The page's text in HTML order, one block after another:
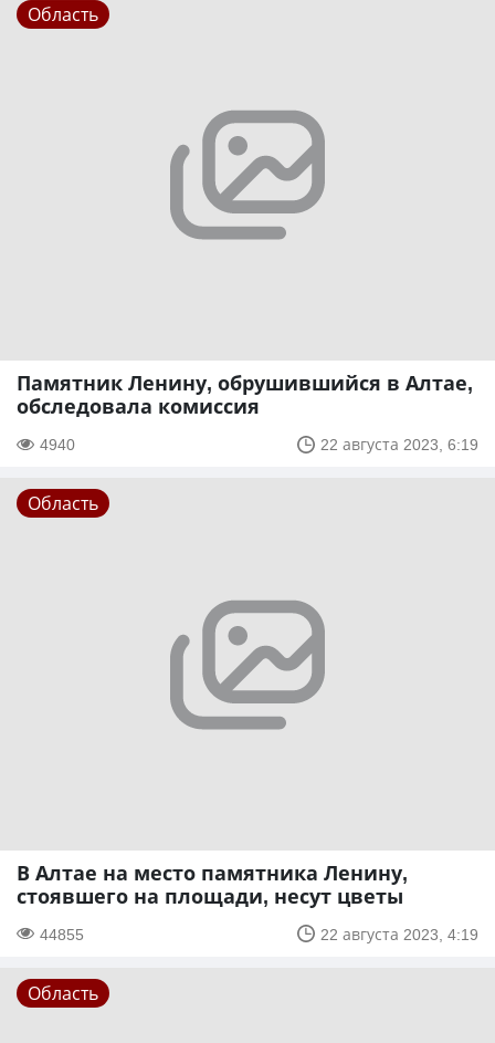
Область
Памятник Ленину, обрушившийся в Алтае,
обследовала комиссия
4940 22 августа 2023, 6:19
Область
В Алтае на место памятника Ленину,
стоявшего на площади, несут цветы
44855 22 августа 2023, 4:19
Область